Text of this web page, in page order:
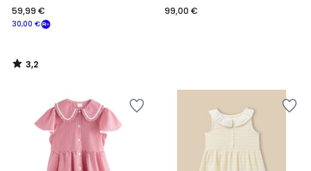
30,00 €
59,99 €
3,2
/
99,00 €